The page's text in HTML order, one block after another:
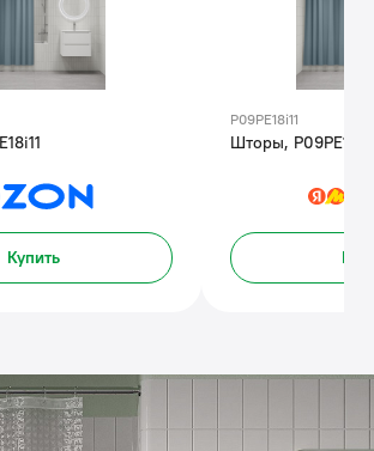
Купить
P09PE18i11
Шторы, P09PE18i11